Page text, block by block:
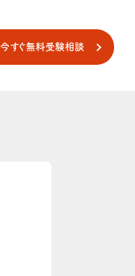
今すぐ無料受験相談